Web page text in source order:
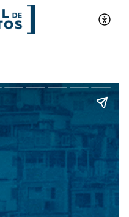
a violência de